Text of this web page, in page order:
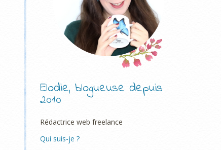
Elodie, blogueuse depuis
2010
Rédactrice web freelance
Qui suis-je ?